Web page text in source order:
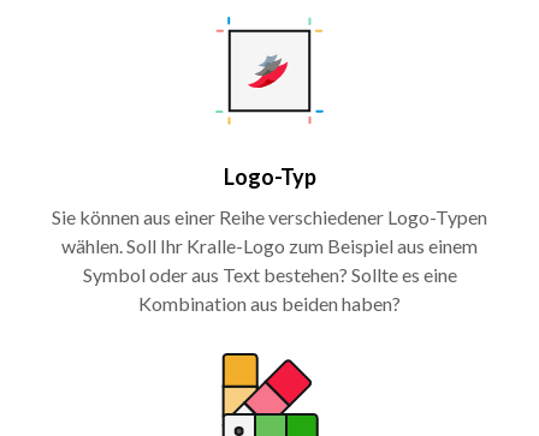
Logo-Typ
Sie können aus einer Reihe verschiedener Logo-Typen
wählen. Soll Ihr Kralle-Logo zum Beispiel aus einem
Symbol oder aus Text bestehen? Sollte es eine
Kombination aus beiden haben?